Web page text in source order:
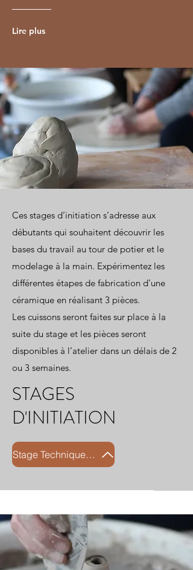
Lire plus
Ces stages d’initiation s’adresse aux
débutants qui souhaitent découvrir les
bases du travail au tour de potier et le
modelage à la main. Expérimentez les
différentes étapes de fabrication d’une
céramique en réalisant 3 pièces.
Les cuissons seront faites sur place à la
suite du stage et les pièces seront
disponibles à l’atelier dans un délais de 2
ou 3 semaines.
STAGES
D'INITIATION
Stage Technique marbré